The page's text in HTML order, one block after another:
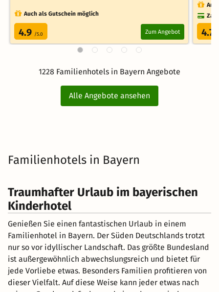
Auch als Gutschein möglich
4.9 /5.0 Zum Angebot 4.7
1228 Familienhotels in Bayern Angebote
Alle Angebote ansehen
Familienhotels in Bayern
Traumhafter Urlaub im bayerischen
Kinderhotel
Genießen Sie einen fantastischen Urlaub in einem
Familienhotel in Bayern. Der Süden Deutschlands trotzt
nur so vor idyllischer Landschaft. Das größte Bundesland
ist außergewöhnlich abwechslungsreich und bietet für
jede Vorliebe etwas. Besonders Familien profitieren von
dieser Vielfalt. Auf diese Weise kann jeder etwas nach